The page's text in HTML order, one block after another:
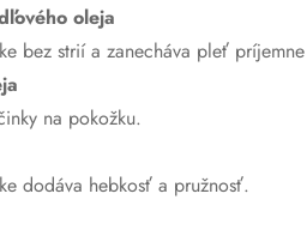
oleja
bez strií a zanecháva pleť
na pokožku.
dodáva hebkosť a pružnosť.